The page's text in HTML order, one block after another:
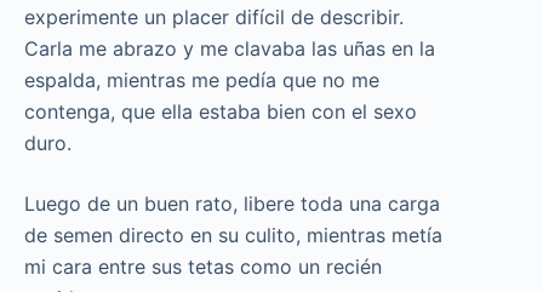
experimente un placer difícil de describir.
Carla me abrazo y me clavaba las uñas en la
espalda, mientras me pedía que no me
contenga, que ella estaba bien con el sexo
duro.
Luego de un buen rato, libere toda una carga
de semen directo en su culito, mientras metía
mi cara entre sus tetas como un recién